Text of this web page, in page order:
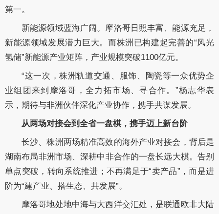
第一。
新能源领域蓝海广阔。摩洛哥日照丰富、能源充足，
新能源领域发展潜力巨大。而株洲已构建起完善的“风光
氢储”新能源产业矩阵，产业规模突破1100亿元。
“这一次，株洲轨道交通、服饰、陶瓷等一众优势企
业组团来到摩洛哥，全力拓市场、寻合作。”杨志华表
示，期待与非洲伙伴深化产业协作，携手共谋发展。
从两场对接会到全省一盘棋，携手迈上新台阶
长沙、株洲两场精准高效的海外产业对接会，背后是
湖南布局非洲市场、深耕中非合作的一盘长远大棋。告别
单点突破，转向系统推进；不再满足于“卖产品”，而是进
阶为“建产业、搭生态、共发展”。
摩洛哥地处地中海与大西洋交汇处，是联通欧非大陆